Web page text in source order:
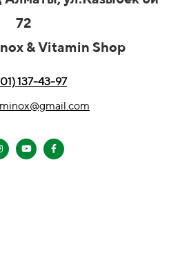
72
& Vitamin Shop
137-43-97